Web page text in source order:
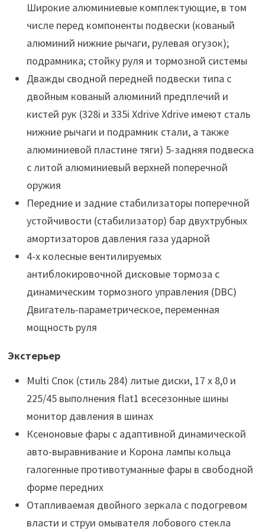
Широкие алюминиевые комплектующие, в том
числе перед компоненты подвески (кованый
алюминий нижние рычаги, рулевая огузок);
подрамника; стойку руля и тормозной системы
Дважды сводной передней подвески типа с
двойным кованый алюминий предплечий и
кистей рук (328i и 335i Xdrive Xdrive имеют сталь
нижние рычаги и подрамник стали, а также
алюминиевой пластине тяги) 5-задняя подвеска
с литой алюминиевый верхней поперечной
оружия
Передние и задние стабилизаторы поперечной
устойчивости (стабилизатор) бар двухтрубных
амортизаторов давления газа ударной
4-х колесные вентилируемых
антиблокировочной дисковые тормоза с
динамическим тормозного управления (DBC)
Двигатель-параметрическое, переменная
мощность руля
Экстерьер
Multi Спок (стиль 284) литые диски, 17 х 8,0 и
225/45 выполнения flat1 всесезонные шины
монитор давления в шинах
Ксеноновые фары с адаптивной динамической
авто-выравнивание и Корона лампы кольца
галогенные противотуманные фары в свободной
форме передних
Отапливаемая двойного зеркала с подогревом
власти и струи омывателя лобового стекла